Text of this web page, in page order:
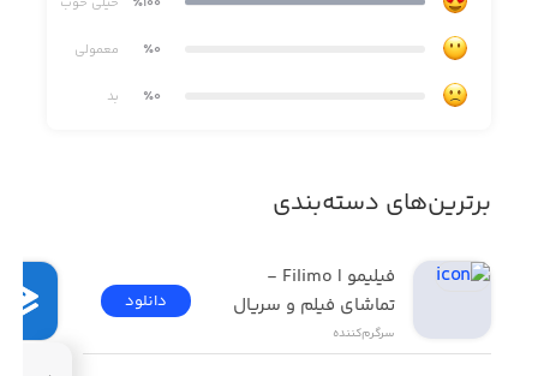
٪0 معمولی
٪0 بد
برترین‌های دسته‌بندی
تماشای فیلم و سریال
سرگرم‌کننده
دانلود